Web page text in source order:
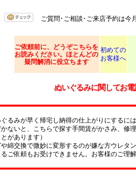
ご質問･ご相談･ご来店予約は今
ご依頼前に、どうぞこちらを
お読みください。ほとんどの
疑問解消に役立ちます
初めての
お客様へ
ぬいぐるみに関してお
るみが早く帰宅し納得の仕上がりにするに
ないと、こちらで探す手間賃がかさみ、修
があります）
綿交換で微妙に変形するのが嫌な方ウレタ
ご依頼もお受けできません。お客様のご理